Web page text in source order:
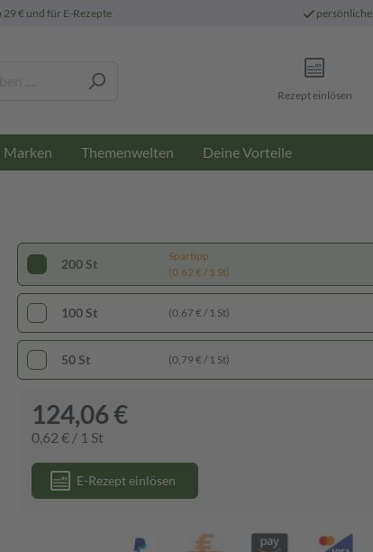
29 € und für E-Rezepte persönliche
Rezept einlösen
Marken Themenwelten Deine Vorteile
200 St
Spartipp
(0,62 € / 1 St)
100 St (0,67 € / 1 St)
50 St (0,79 € / 1 St)
124,06 €
0,62 € / 1 St
E-Rezept einlösen